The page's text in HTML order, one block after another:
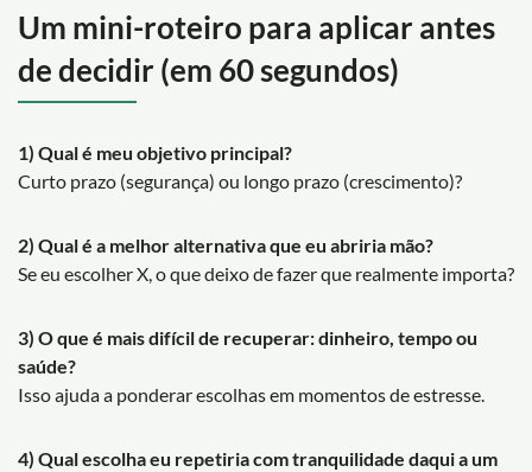
Um mini-roteiro para aplicar antes
de decidir (em 60 segundos)
1) Qual é meu objetivo principal?
Curto prazo (segurança) ou longo prazo (crescimento)?
2) Qual é a melhor alternativa que eu abriria mão?
Se eu escolher X, o que deixo de fazer que realmente importa?
3) O que é mais difícil de recuperar: dinheiro, tempo ou
saúde?
Isso ajuda a ponderar escolhas em momentos de estresse.
4) Qual escolha eu repetiria com tranquilidade daqui a um